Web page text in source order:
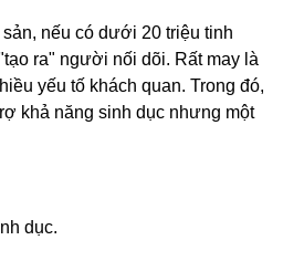
nếu có dưới 20 triệu tinh
ra" người nối dõi. Rất may là
yếu tố khách quan. Trong đó,
khả năng sinh dục nhưng một
dục.